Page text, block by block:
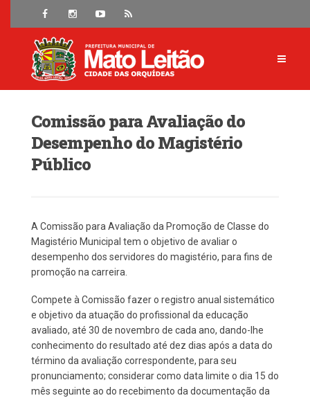
Comissão para Avaliação do
Desempenho do Magistério
Público
A Comissão para Avaliação da Promoção de Classe do
Magistério Municipal tem o objetivo de avaliar o
desempenho dos servidores do magistério, para fins de
promoção na carreira.
Compete à Comissão fazer o registro anual sistemático
e objetivo da atuação do profissional da educação
avaliado, até 30 de novembro de cada ano, dando-lhe
conhecimento do resultado até dez dias após a data do
término da avaliação correspondente, para seu
pronunciamento; considerar como data limite o dia 15 do
mês seguinte ao do recebimento da documentação da